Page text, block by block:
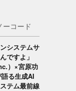
ーコード
システムサ
ですよ」
）×宮原功
る生成AI
テム最前線